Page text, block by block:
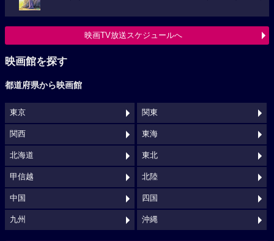
映画TV放送スケジュールへ
映画館を探す
都道府県から映画館
東京 関東
関西 東海
北海道 東北
甲信越 北陸
中国 四国
九州 沖縄